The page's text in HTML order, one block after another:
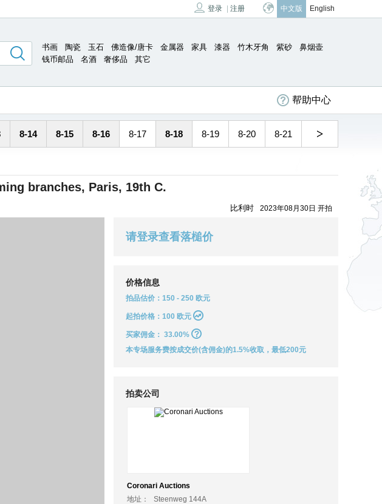
登录 注册 中文版 English
书画 陶瓷 玉石 佛造像/唐卡 金属器 家具 漆器 竹木牙角 紫砂
鼻烟壶
钱币邮品
名酒 奢侈品 其它
帮助中心
8-14 8-15 8-16 8-17 8-18 8-19 8-20 8-21 >
branches, Paris, 19th C.
比利时 2023年08月30日 开拍
请登录查看落槌价
价格信息
拍品估价：150 - 250 欧元
起拍价格：100 欧元
买家佣金： 33.00%
本专场服务费按成交价(含佣金)的1.5%收取，最低200元
拍卖公司
Coronari Auctions
地址：
Steenweg 144A